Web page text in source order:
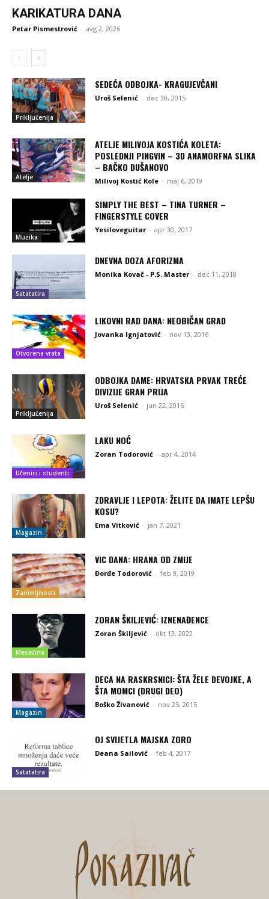
KARIKATURA DANA
Petar Pismestrović - avg 2, 2026
Priključenija
SEDEĆA ODBOJKA- KRAGUJEVČANI
Uroš Selenić - dec 30, 2015
Atelje
ATELJE MILIVOJA KOSTIĆA KOLETA:
POSLEDNJI PINGVIN – 3D ANAMORFNA SLIKA
– BAČKO DUŠANOVO
Milivoj Kostić Kole - maj 6, 2019
Muzika
SIMPLY THE BEST – TINA TURNER –
FINGERSTYLE COVER
Yesiloveguitar - apr 30, 2017
Satatatira
DNEVNA DOZA AFORIZMA
Monika Kovač - P.S. Master - dec 11, 2018
Otvorena vrata
LIKOVNI RAD DANA: NEOBIČAN GRAD
Jovanka Ignjatović - nov 13, 2016
Priključenija
ODBOJKA DAME: HRVATSKA PRVAK TREĆE
DIVIZIJE GRAN PRIJA
Uroš Selenić - jun 22, 2016
Učenici i studenti
LAKU NOĆ
Zoran Todorović - apr 4, 2014
Magazin
ZDRAVLJE I LEPOTA: ŽELITE DA IMATE LEPŠU
KOSU?
Ema Vitković - jan 7, 2021
Zanimljivosti
VIC DANA: HRANA OD ZMIJE
Đorđe Todorović - feb 9, 2019
Mesečina
ZORAN ŠKILJEVIĆ: IZNENAĐENCE
Zoran Škiljević - okt 13, 2022
Magazin
DECA NA RASKRSNICI: ŠTA ŽELE DEVOJKE, A
ŠTA MOMCI (DRUGI DEO)
Boško Živanović - nov 25, 2015
Satatatira
OJ SVIJETLA MAJSKA ZORO
Deana Sailović - feb 4, 2017